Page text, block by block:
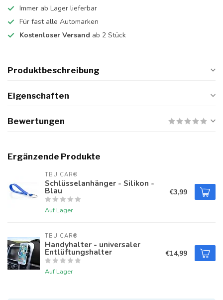
Immer ab Lager lieferbar
Für fast alle Automarken
Kostenloser Versand ab 2 Stück
Produktbeschreibung
Eigenschaften
Bewertungen
Ergänzende Produkte
TBU CAR®
Schlüsselanhänger - Silikon -
Blau
Auf Lager
€3,99
TBU CAR®
Handyhalter - universaler
Entlüftungshalter
Auf Lager
€14,99